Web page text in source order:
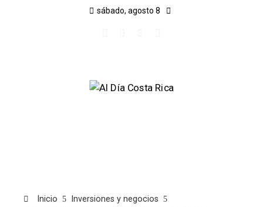
sábado, agosto 8
Inicio
Inversiones y negocios